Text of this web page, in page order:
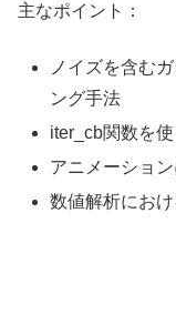
主なポイント：
ノイズを含む
ング手法
iter_cb関数を
アニメーショ
数値解析にお